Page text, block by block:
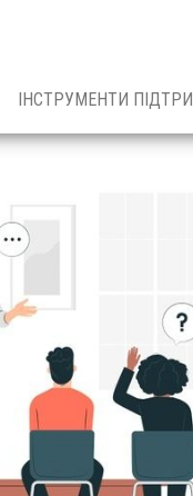
ІНСТРУМЕНТИ